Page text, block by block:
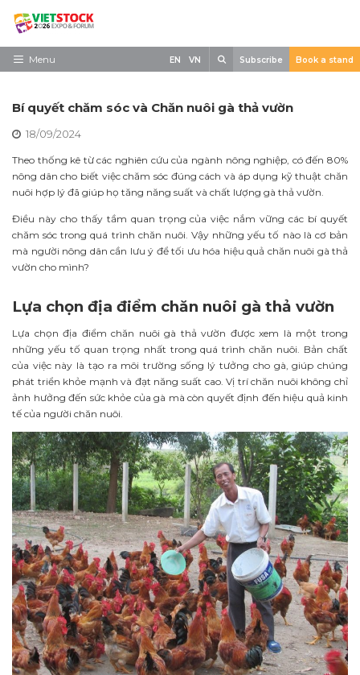
Skip
contentMenu
Tham Quan
Tin tức
EN VN Subscribe Book a stand
Bí quyết chăm sóc và Chăn nuôi gà thả vườn
18/09/2024
Theo thống kê từ các nghiên cứu của ngành nông nghiệp, có đến 80%
nông dân cho biết việc chăm sóc đúng cách và áp dụng kỹ thuật chăn
nuôi hợp lý đã giúp họ tăng năng suất và chất lượng gà thả vườn.
Điều này cho thấy tầm quan trọng của việc nắm vững các bí quyết
chăm sóc trong quá trình chăn nuôi. Vậy những yếu tố nào là cơ bản
mà người nông dân cần lưu ý để tối ưu hóa hiệu quả chăn nuôi gà thả
vườn cho mình?
Lựa chọn địa điểm chăn nuôi gà thả vườn
Lựa chọn địa điểm chăn nuôi gà thả vườn được xem là một trong
những yếu tố quan trọng nhất trong quá trình chăn nuôi. Bản chất
của việc này là tạo ra môi trường sống lý tưởng cho gà, giúp chúng
phát triển khỏe mạnh và đạt năng suất cao. Vị trí chăn nuôi không chỉ
ảnh hưởng đến sức khỏe của gà mà còn quyết định đến hiệu quả kinh
tế của người chăn nuôi.